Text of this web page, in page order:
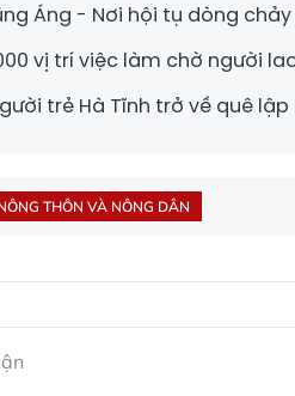
Áng - Nơi hội tụ dòng
vị trí việc làm chờ người
trẻ Hà Tĩnh trở về quê
THÔN VÀ NÔNG DÂN